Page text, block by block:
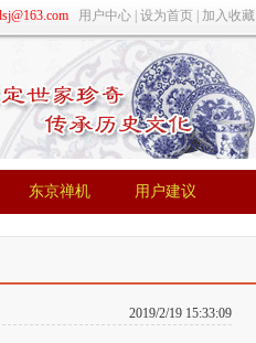
用户中心 设为首页 加入收藏
东京禅机
东京禅机
用户建议
用户建议
2019/2/19 15:33:09